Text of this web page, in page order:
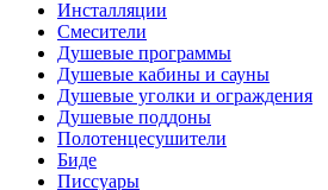
Инсталляции
Смесители
Душевые программы
Душевые кабины и сауны
Душевые уголки и ограждения
Душевые поддоны
Полотенцесушители
Биде
Писсуары